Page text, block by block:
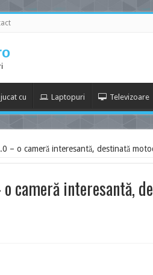
cu Laptopuri Televizoare
– o cameră interesantă, destinată
cameră interesantă,